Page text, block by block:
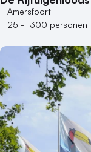
Amersfoort
25 - 1300 personen